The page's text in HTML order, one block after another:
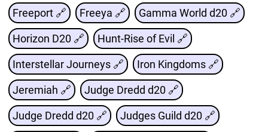
Freeport 🔗 Freeya 🔗 Gamma World d20 🔗
Horizon D20 🔗 Hunt-Rise of Evil 🔗
Interstellar Journeys 🔗 Iron Kingdoms 🔗
Jeremiah 🔗 Judge Dredd d20 🔗
Judge Dredd d20 🔗 Judges Guild d20 🔗